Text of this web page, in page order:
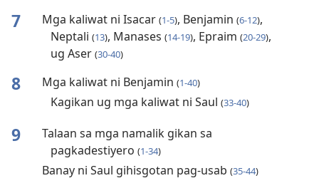
7 Mga kaliwat ni Isacar (1-5), Benjamin (6-12),
Neptali (13), Manases (14-19), Epraim (20-29),
ug Aser (30-40)
8 Mga kaliwat ni Benjamin (1-40)
Kagikan ug mga kaliwat ni Saul (33-40)
9
Talaan sa mga namalik gikan sa
pagkadestiyero (1-34)
Banay ni Saul gihisgotan pag-usab (35-44)